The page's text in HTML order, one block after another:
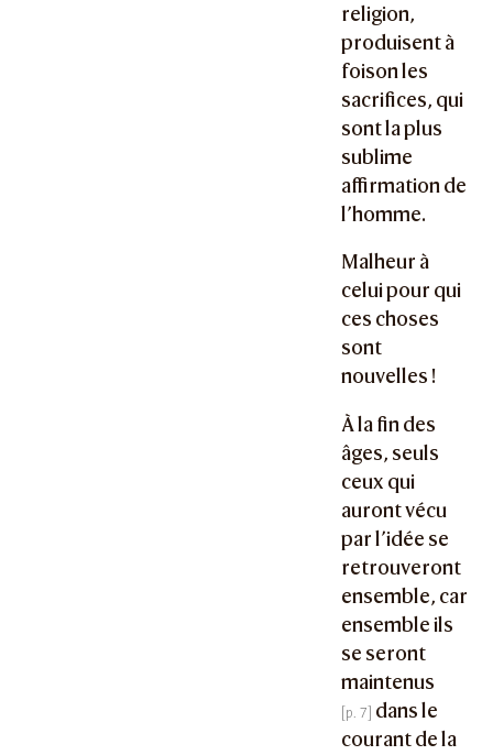
religion,
produisent à
foison les
sacrifices, qui
sont la plus
sublime
affirmation de
l’homme.
Malheur à
celui pour qui
ces choses
sont
nouvelles !
À la fin des
âges, seuls
ceux qui
auront vécu
par l’idée se
retrouveront
ensemble, car
ensemble ils
se seront
maintenus
dans le
courant de la